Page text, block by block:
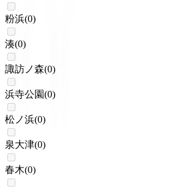
粉浜(0)
湊(0)
諏訪ノ森(0)
浜寺公園(0)
松ノ浜(0)
泉大津(0)
春木(0)